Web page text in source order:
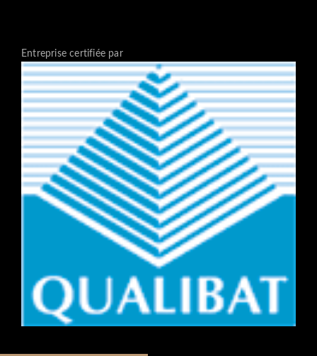
Entreprise certifiée par